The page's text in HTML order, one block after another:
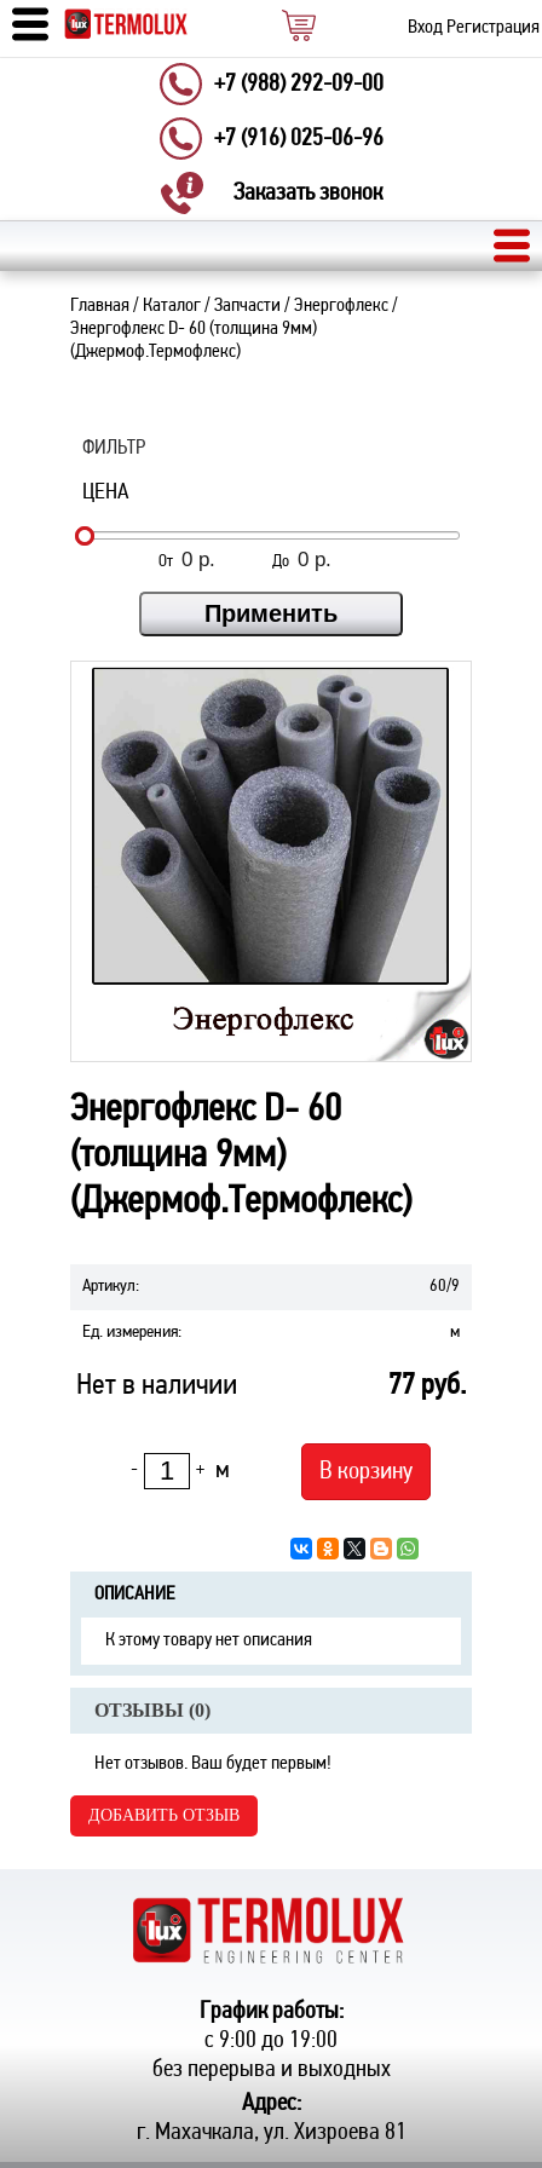
Вход Регистрация
+7 (988) 292-09-00
+7 (916) 025-06-96
Заказать звонок
Главная/ Каталог/ Запчасти / Энергофлекс/
Энергофлекс D- 60 (толщина 9мм)
(Джермоф.Термофлекс)
ФИЛЬТР
ЦЕНА
От До
Энергофлекс D- 60
(толщина 9мм)
(Джермоф.Термофлекс)
Артикул: 60/9
Ед. измерения: м
Нет в наличии 77 руб.
- + м В корзину
ОПИСАНИЕ
К этому товару нет описания
ОТЗЫВЫ (0)
Нет отзывов. Ваш будет первым!
ДОБАВИТЬ ОТЗЫВ
График работы:
с 9:00 до 19:00
без перерыва и выходных
Адрес:
г. Махачкала, ул. Хизроева 81